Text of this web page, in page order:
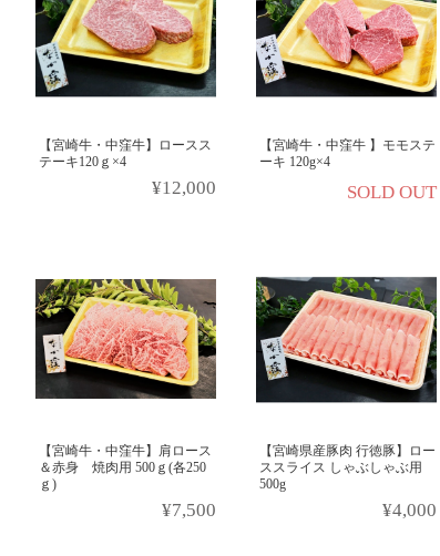
【宮崎牛・中窪牛】ロースス
テーキ120ｇ×4
¥12,000
【宮崎牛・中窪牛 】モモステ
ーキ 120g×4
SOLD OUT
【宮崎牛・中窪牛】肩ロース
＆赤身 焼肉用 500ｇ(各250
ｇ)
¥7,500
【宮崎県産豚肉 行徳豚】ロー
ススライス しゃぶしゃぶ用
500g
¥4,000